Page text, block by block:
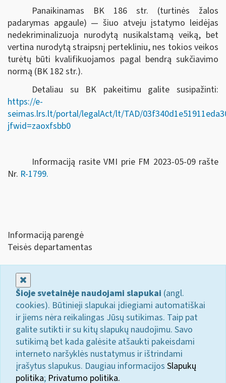
Panaikinamas BK 186 str. (turtinės žalos
padarymas apgaule) — šiuo atveju įstatymo leidėjas
nedekriminalizuoja nurodytą nusikalstamą veiką, bet
vertina nurodytą straipsnį pertekliniu, nes tokios veikos
turėtų būti kvalifikuojamos pagal bendrą sukčiavimo
normą (BK 182 str.).
Detaliau su BK pakeitimu galite susipažinti:
https://e-
seimas.lrs.lt/portal/legalAct/lt/TAD/
jfwid=zaoxfsbb0
Informaciją rasite VMI prie FM 2023-05-09 rašte
Nr. R-1799.
Informaciją parengė
Teisės departamentas
Šioje svetainėje naudojami slapukai (angl.
cookies). Būtinieji slapukai įdiegiami automatiškai
ir jiems nėra reikalingas Jūsų sutikimas. Taip pat
galite sutikti ir su kitų slapukų naudojimu. Savo
sutikimą bet kada galėsite atšaukti pakeisdami
interneto naršyklės nustatymus ir ištrindami
įrašytus slapukus. Daugiau informacijos Slapukų
politika; Privatumo politika.